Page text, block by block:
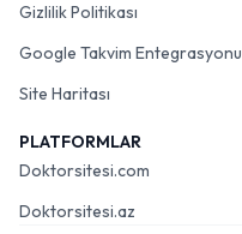
Gizlilik Politikası
Google Takvim Entegrasyonu
Site Haritası
PLATFORMLAR
Doktorsitesi.com
Doktorsitesi.az